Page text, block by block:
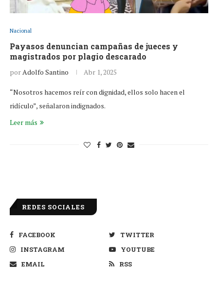
Nacional
Payasos denuncian campañas de jueces y
magistrados por plagio descarado
porAdolfo Santino Abr 1, 2025
“Nosotros hacemos reír con dignidad, ellos solo hacen el
ridículo”, señalaron indignados.
Leer más
REDES SOCIALES
FACEBOOK
TWITTER
INSTAGRAM
YOUTUBE
EMAIL
RSS